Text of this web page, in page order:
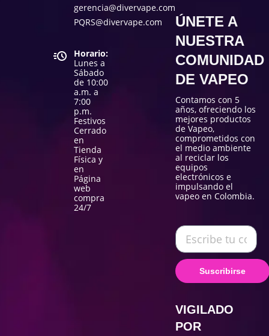
gerencia@divervape.com
PQRS@divervape.com
Horario:
Lunes a
Sábado
de 10:00
a.m. a
7:00
p.m.
Festivos
Cerrado
en
Tienda
Física y
en
Página
web
compra
24/7
ÚNETE A
NUESTRA
COMUNIDAD
DE VAPEO
Contamos con 5
años, ofreciendo los
mejores productos
de Vapeo,
comprometidos con
el medio ambiente
al reciclar los
equipos
electrónicos e
impulsando el
vapeo en Colombia.
Suscribirse
VIGILADO
POR